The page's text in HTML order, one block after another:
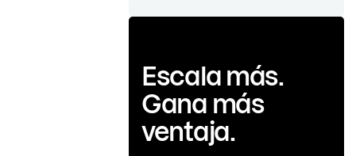
Escala más.
Gana más
ventaja.